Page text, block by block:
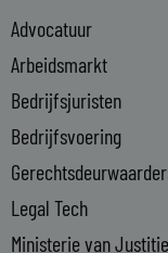
d
i
n
-
i
n
Advocatuur
Arbeidsmarkt
Bedrijfsjuristen
Bedrijfsvoering
Legal Tech
Ministerie van